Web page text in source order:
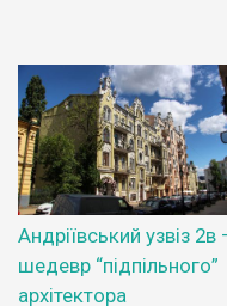
Андріївський узвіз 2в
шедевр “підпільного”
архітектора